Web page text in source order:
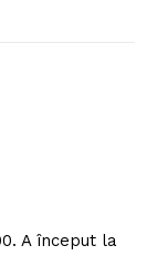
A început la